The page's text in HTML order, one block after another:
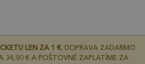
LEN ZA 1 €.DOPRAVA ZADARMO
34,90 € A POŠTOVNÉ ZAPLATÍME ZA